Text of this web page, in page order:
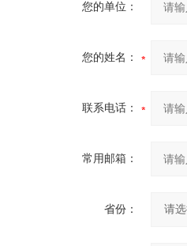
您的单位：
您的姓名：
联系电话：
常用邮箱：
省份：